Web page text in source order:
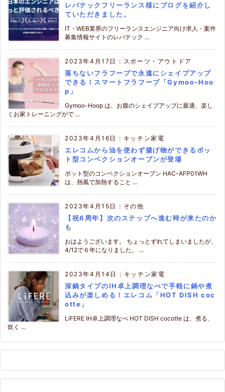
レバテックフリーランス様にブログを紹介し
ていただきました。
IT・WEB業界のフリーランスエンジニア向け求人・案件
募集情報サイトのレバテック ...
2023年4月17日 : スポーツ・アウトドア
落ちないフラフープで永遠にシェイプアップ
できる！スマートフラフープ「Gymoo-Hoo
p」
Gymoo-Hoop は、お腹のシェイプアップに最適、楽し
くお家トレーニングがで ...
2023年4月16日 : キッチン家電
エレコムから油を使わず揚げ物ができるポッ
ト型コンベクションオーブンが登場
ポット型のコンベクションオーブン HAC-AFP01WH
は、熱風で加熱すること ...
2023年4月15日 : その他
【祝6周年】次のステップへ進む時が来たのか
も
おはようございます。 ちょっとずれてしまいましたが、
4/12で６年になりました。 ...
2023年4月14日 : キッチン家電
深鍋タイプのIH卓上調理なべで手軽に鍋や煮
込みが楽しめる！エレコム「HOT DISH coc
otte」
LiFERE IH卓上調理なべ HOT DISH cocotte は、煮る、
炊く ...